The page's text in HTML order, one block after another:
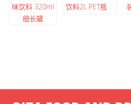
味饮料 320ml
细长罐
饮料2L PET瓶